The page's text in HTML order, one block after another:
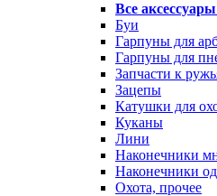
Все
Буи
Гарпуны для
Гарпуны для
Запчасти к
Зацепы
Катушки для
Куканы
Лини
Наконечники
Наконечники
Охота, прочее